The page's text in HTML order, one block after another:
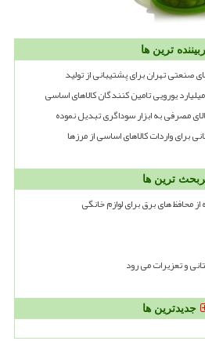
ترین ها
تهران برای پشتیبانی از تولید
مصرفی به ابزار سوداگری تبدیل نموده
ترین ها
محافظ های برق برای لوازم خانگی
و تعزیرات می رود
جدیدترین ها